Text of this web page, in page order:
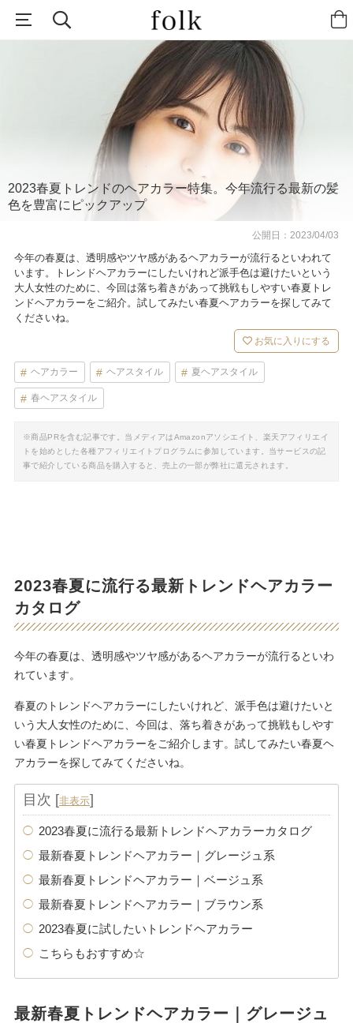
2023春夏トレンドのヘアカラー特集。今年流行る最新の髪
色を豊富にピックアップ
公開日：2023/04/03
今年の春夏は、透明感やツヤ感があるヘアカラーが流行るといわれて
います。トレンドヘアカラーにしたいけれど派手色は避けたいという
大人女性のために、今回は落ち着きがあって挑戦もしやすい春夏トレ
ンドヘアカラーをご紹介。試してみたい春夏ヘアカラーを探してみて
くださいね。
お気に入りにする
ヘアカラー ヘアスタイル 夏ヘアスタイル
春ヘアスタイル
※商品PRを含む記事です。当メディアはAmazonアソシエイト、楽天アフィリエイ
トを始めとした各種アフィリエイトプログラムに参加しています。当サービスの記
事で紹介している商品を購入すると、売上の一部が弊社に還元されます。
2023春夏に流行る最新トレンドヘアカラー
カタログ
今年の春夏は、透明感やツヤ感があるヘアカラーが流行るといわ
れています。
春夏のトレンドヘアカラーにしたいけれど、派手色は避けたいと
いう大人女性のために、今回は、落ち着きがあって挑戦もしやす
い春夏トレンドヘアカラーをご紹介します。試してみたい春夏ヘ
アカラーを探してみてくださいね。
目次 [非表示]
2023春夏に流行る最新トレンドヘアカラーカタログ
最新春夏トレンドヘアカラー｜グレージュ系
最新春夏トレンドヘアカラー｜ベージュ系
最新春夏トレンドヘアカラー｜ブラウン系
2023春夏に試したいトレンドヘアカラー
こちらもおすすめ☆
最新春夏トレンドヘアカラー｜グレージュ